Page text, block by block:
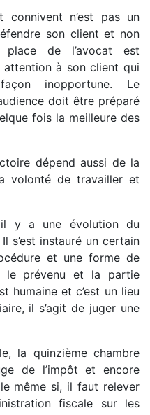
connivent n’est pas un
son client et non
de l’avocat est
à son client qui
inopportune. Le
doit être préparé
fois la meilleure des
dépend aussi de la
volonté de travailler et
y a une évolution du
s’est instauré un certain
et une forme de
le prévenu et la partie
humaine et c’est un lieu
il s’agit de juger une
la quinzième chambre
de l’impôt et encore
même si, il faut relever
fiscale sur les